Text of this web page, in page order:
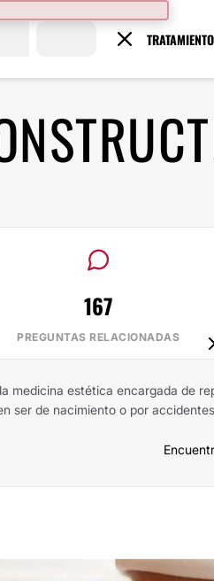
167
PREGUNTAS RELACIONADAS
medicina estética encargada de
ser de nacimiento o por